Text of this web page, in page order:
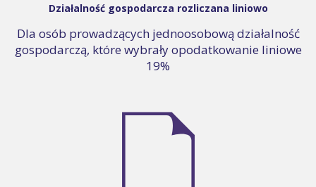
Działalność gospodarcza rozliczana liniowo
Dla osób prowadzących jednoosobową działalność
gospodarczą, które wybrały opodatkowanie liniowe
19%